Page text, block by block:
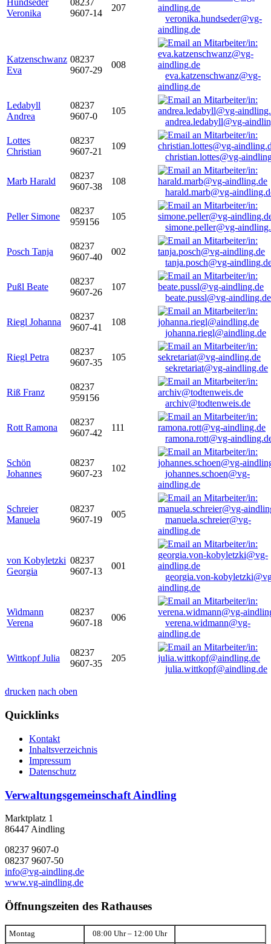
Hundseder
Veronika
08237
9607-14
207
veronika.hundseder@vg-
aindling.de
Katzenschwanz
Eva
08237
9607-29
008
eva.katzenschwanz@vg-
aindling.de
Ledabyll
Andrea
08237
9607-0
105
andrea.ledabyll@vg-
Lottes
Christian
08237
9607-21
109
christian.lottes@vg-
Marb Harald
08237
9607-38
108
harald.marb@vg-
Peller Simone
08237
959156
105
simone.peller@vg-
Posch Tanja
08237
9607-40
002
tanja.posch@vg-
Pußl Beate
08237
9607-26
107
beate.pussl@vg-aindling.de
Riegl Johanna
08237
9607-41
108
johanna.riegl@aindling.de
Riegl Petra
08237
9607-35
105
sekretariat@vg-aindling.de
Riß Franz
08237
959156
archiv@todtenweis.de
Rott Ramona
08237
9607-42
111
ramona.rott@vg-
Schön
Johannes
08237
9607-23
102
johannes.schoen@vg-
aindling.de
Schreier
Manuela
08237
9607-19
005
manuela.schreier@vg-
aindling.de
von Kobyletzki
Georgia
08237
9607-13
001
georgia.von-
aindling.de
Widmann
Verena
08237
9607-18
006
verena.widmann@vg-
aindling.de
Wittkopf Julia
08237
9607-35
205
julia.wittkopf@aindling.de
drucken nach oben
Quicklinks
Kontakt
Inhaltsverzeichnis
Impressum
Datenschutz
Verwaltungsgemeinschaft Aindling
Marktplatz 1
86447 Aindling
08237 9607-0
08237 9607-50
info@vg-aindling.de
www.vg-aindling.de
Öffnungszeiten des Rathauses
Montag 08:00 Uhr – 12:00 Uhr